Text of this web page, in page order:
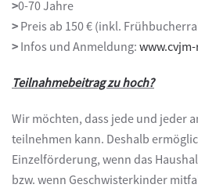
>0-70 Jahre
> Preis ab 150 € (inkl.
> Infos und Anmeldung:
Teilnahmebeitrag zu hoch?
Wir möchten, dass jede und jeder
teilnehmen kann. Deshalb
Einzelförderung, wenn das
bzw. wenn Geschwisterkinder